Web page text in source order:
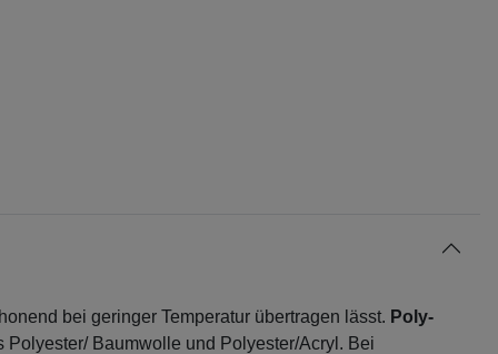
bei geringer Temperatur übertragen lässt. Poly-
Baumwolle und Polyester/Acryl. Bei